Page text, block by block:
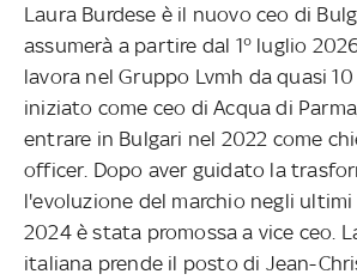
Laura Burdese è il nuovo ceo di
assumerà a partire dal 1° luglio
lavora nel Gruppo Lvmh da quasi
iniziato come ceo di Acqua di
entrare in Bulgari nel 2022 come
officer. Dopo aver guidato la
l'evoluzione del marchio negli
2024 è stata promossa a vice ceo.
italiana prende il posto di Jean-